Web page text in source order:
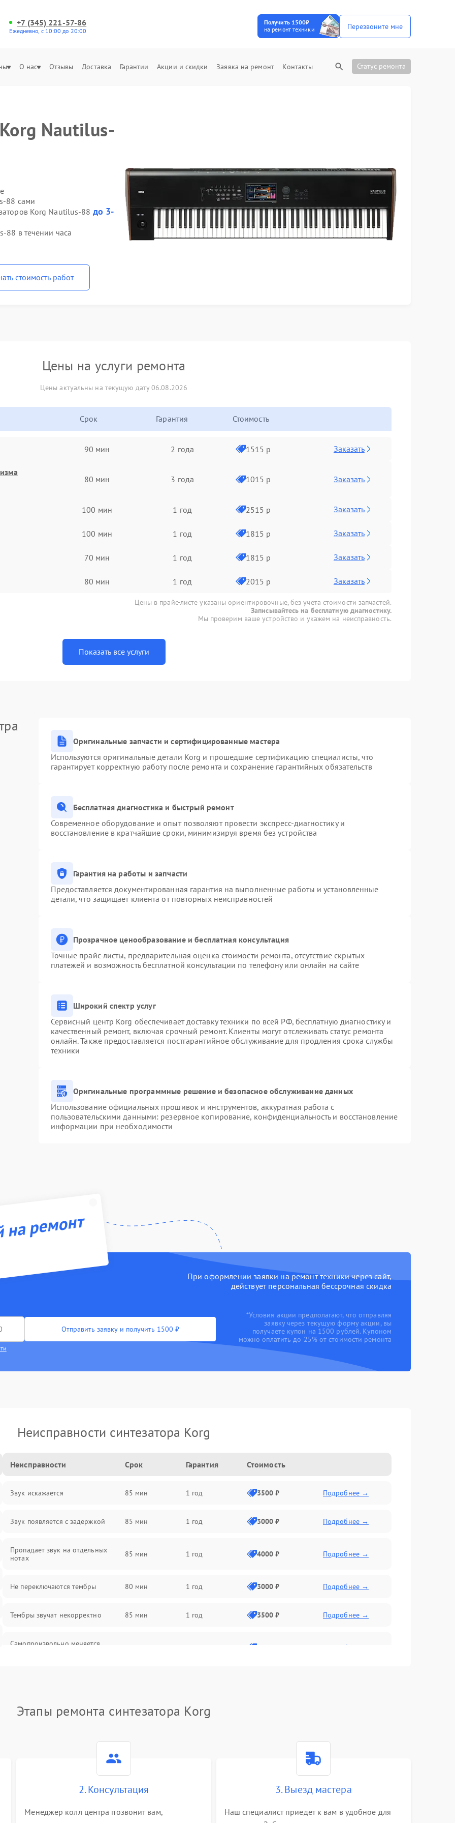
+7 (345) 221-57-86
Ежедневно, с 10:00 до 20:00
Получить 1500₽
на ремонт техники
Перезвоните мне
О нас Отзывы Доставка Гарантии Акции и скидки Заявка на ремонт Контакты Статус ремонта
Nautilus-
88 сами
Korg Nautilus-88 до 3-
88 в течении часа
стоимость работ
Цены на услуги ремонта
Цены актуальны на текущую дату 06.08.2026
Срок Гарантия Стоимость
90 мин 2 года 1515 р Заказать
80 мин 3 года 1015 р Заказать
100 мин 1 год 2515 р Заказать
100 мин 1 год 1815 р Заказать
70 мин 1 год 1815 р Заказать
80 мин 1 год 2015 р Заказать
Цены в прайс-листе указаны ориентировочные, без учета стоимости запчастей.
Записывайтесь на бесплатную диагностику.
Мы проверим ваше устройство и укажем на неисправность.
Показать все услуги
Оригинальные запчасти и сертифицированные мастера
Используются оригинальные детали Korg и прошедшие сертификацию специалисты, что
гарантирует корректную работу после ремонта и сохранение гарантийных обязательств
Бесплатная диагностика и быстрый ремонт
Современное оборудование и опыт позволяют провести экспресс-диагностику и
восстановление в кратчайшие сроки, минимизируя время без устройства
Гарантия на работы и запчасти
Предоставляется документированная гарантия на выполненные работы и установленные
детали, что защищает клиента от повторных неисправностей
Прозрачное ценообразование и бесплатная консультация
Точные прайс-листы, предварительная оценка стоимости ремонта, отсутствие скрытых
платежей и возможность бесплатной консультации по телефону или онлайн на сайте
Широкий спектр услуг
Сервисный центр Korg обеспечивает доставку техники по всей РФ, бесплатную диагностику и
качественный ремонт, включая срочный ремонт. Клиенты могут отслеживать статус ремонта
онлайн. Также предоставляется постгарантийное обслуживание для продления срока службы
техники
Оригинальные программные решение и безопасное обслуживание данных
Использование официальных прошивок и инструментов, аккуратная работа с
пользовательскими данными: резервное копирование, конфиденциальность и восстановление
информации при необходимости
ремонт
При оформлении заявки на ремонт техники через сайт,
действует персональная бессрочная скидка
Отправить заявку и получить 1500 ₽
*Условия акции предполагают, что отправляя
заявку через текущую форму акции, вы
получаете купон на 1500 рублей. Купоном
можно оплатить до 25% от стоимости ремонта
Неисправности синтезатора Korg
Неисправности Срок Гарантия Стоимость
Звук искажается 85 мин 1 год 3500 ₽ Подробнее →
Звук появляется с задержкой 85 мин 1 год 3000 ₽ Подробнее →
Пропадает звук на отдельных
нотах
85 мин 1 год 4000 ₽ Подробнее →
Не переключаются тембры 80 мин 1 год 3000 ₽ Подробнее →
Тембры звучат некорректно 85 мин 1 год 3500 ₽ Подробнее →
Самопроизвольно меняется
2800 ₽ Подробнее →
Этапы ремонта синтезатора Korg
2. Консультация
Менеджер колл центра позвонит вам,
3. Выезд мастера
Наш специалист приедет к вам в удобное для